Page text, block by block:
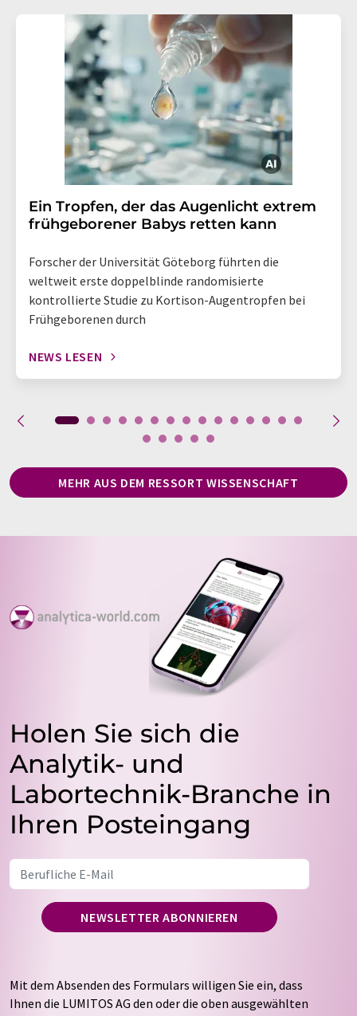
Ein Tropfen, der das Augenlicht extrem
frühgeborener Babys retten kann
Forscher der Universität Göteborg führten die
weltweit erste doppelblinde randomisierte
kontrollierte Studie zu Kortison-Augentropfen bei
Frühgeborenen durch
NEWS LESEN
MEHR AUS DEM RESSORT WISSENSCHAFT
Holen Sie sich die
Analytik- und
Labortechnik-Branche in
Ihren Posteingang
NEWSLETTER ABONNIEREN
Mit dem Absenden des Formulars willigen Sie ein, dass
Ihnen die LUMITOS AG den oder die oben ausgewählten